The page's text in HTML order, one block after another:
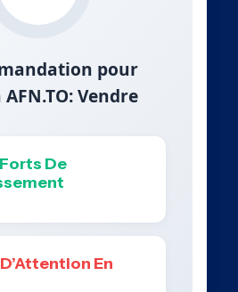
pour
AFN.TO: Vendre
De
En